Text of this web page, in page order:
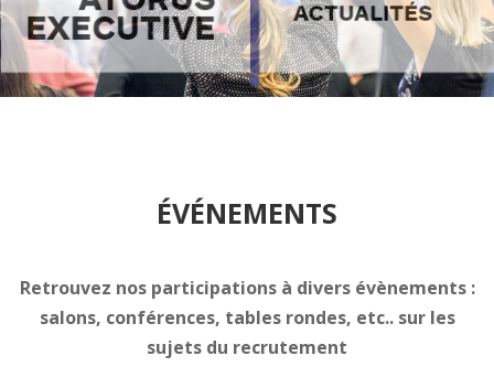
ÉVÉNEMENTS
Retrouvez nos participations à divers évènements :
salons, conférences, tables rondes, etc.. sur les
sujets du recrutement